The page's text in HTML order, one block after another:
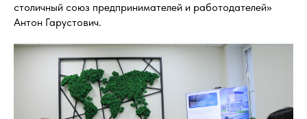
столичный союз предпринимателей и работодателей»
Антон Гарустович.